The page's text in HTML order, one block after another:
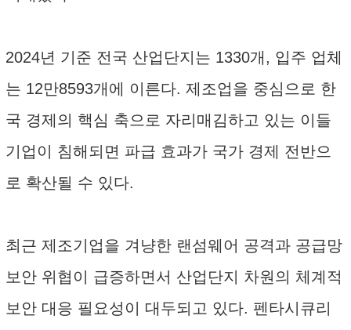
2024년 기준 전국 산업단지는 1330개, 입주 업체
는 12만8593개에 이른다. 제조업을 중심으로 한
국 경제의 핵심 축으로 자리매김하고 있는 이들
기업이 침해되면 파급 효과가 국가 경제 전반으
로 확산될 수 있다.
최근 제조기업을 겨냥한 랜섬웨어 공격과 공급망
보안 위협이 급증하면서 산업단지 차원의 체계적
보안 대응 필요성이 대두되고 있다. 펜타시큐리